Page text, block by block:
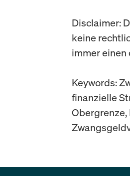
Disclaimer:
keine
immer
Keywords:
finanzielle